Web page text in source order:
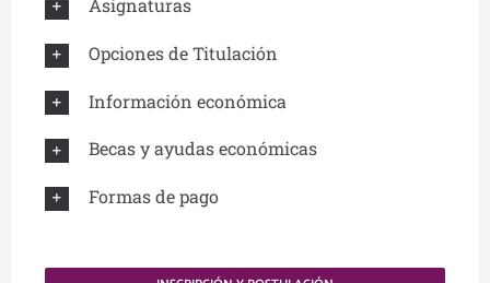
Asignaturas
Opciones de Titulación
Información económica
Becas y ayudas económicas
Formas de pago